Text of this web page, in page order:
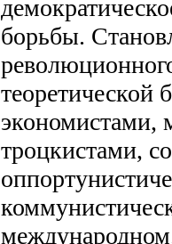
борьбы.
теоретической
экономистами,
троцкистами,